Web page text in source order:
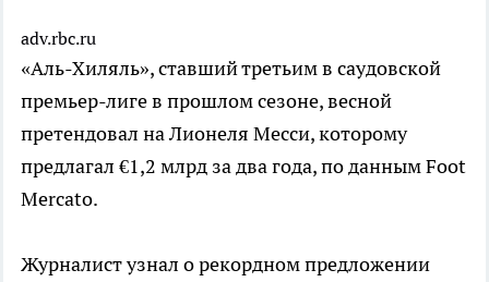
adv.rbc.ru
«Аль-Хиляль», ставший третьим в саудовской
премьер-лиге в прошлом сезоне, весной
претендовал на Лионеля Месси, которому
предлагал €1,2 млрд за два года, по данным Foot
Mercato.
Журналист узнал о рекордном предложении